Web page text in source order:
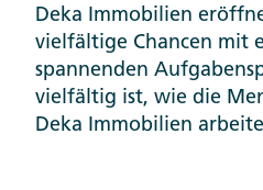
Deka Immobilien
vielfältige Chancen mit
spannenden
vielfältig ist, wie die
Deka Immobilien